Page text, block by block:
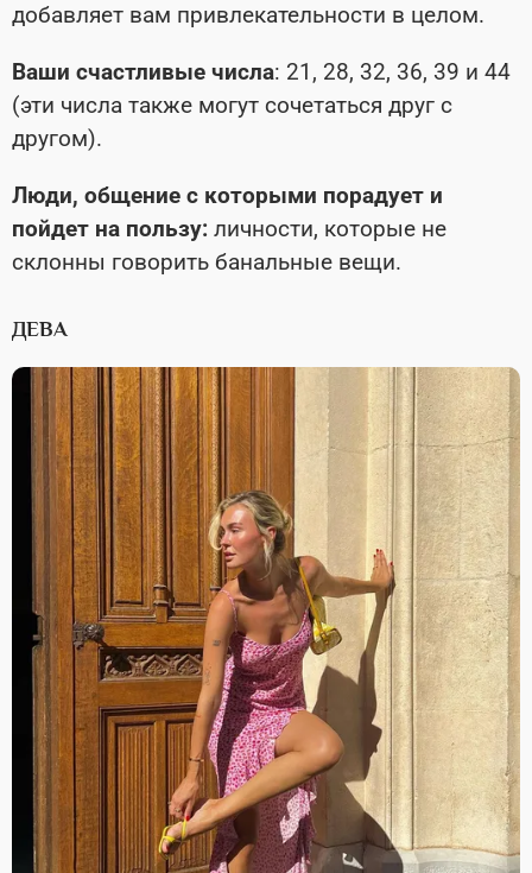
добавляет вам привлекательности в целом.
Ваши счастливые числа: 21, 28, 32, 36, 39 и 44
(эти числа также могут сочетаться друг с
другом).
Люди, общение с которыми порадует и
пойдет на пользу: личности, которые не
склонны говорить банальные вещи.
ДЕВА